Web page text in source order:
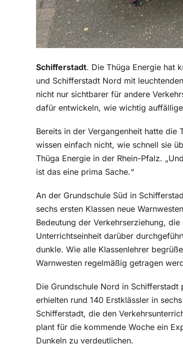
Schifferstadt. Die Thüga Energie hat
und Schifferstadt Nord mit
nicht nur sichtbarer für andere
dafür entwickeln, wie wichtig
Bereits in der Vergangenheit hatte die
wissen einfach nicht, wie schnell sie
Thüga Energie in der Rhein-Pfalz.
ist das eine prima Sache.“
An der Grundschule Süd in
sechs ersten Klassen neue
Bedeutung der Verkehrserziehung,
Unterrichtseinheit darüber
dunkle. Wie alle Klassenlehrer
Warnwesten regelmäßig getragen
Die Grundschule Nord in
erhielten rund 140 Erstklässler in
Schifferstadt, die den
plant für die kommende Woche ein
Dunkeln zu verdeutlichen.